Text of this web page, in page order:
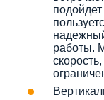
работы.